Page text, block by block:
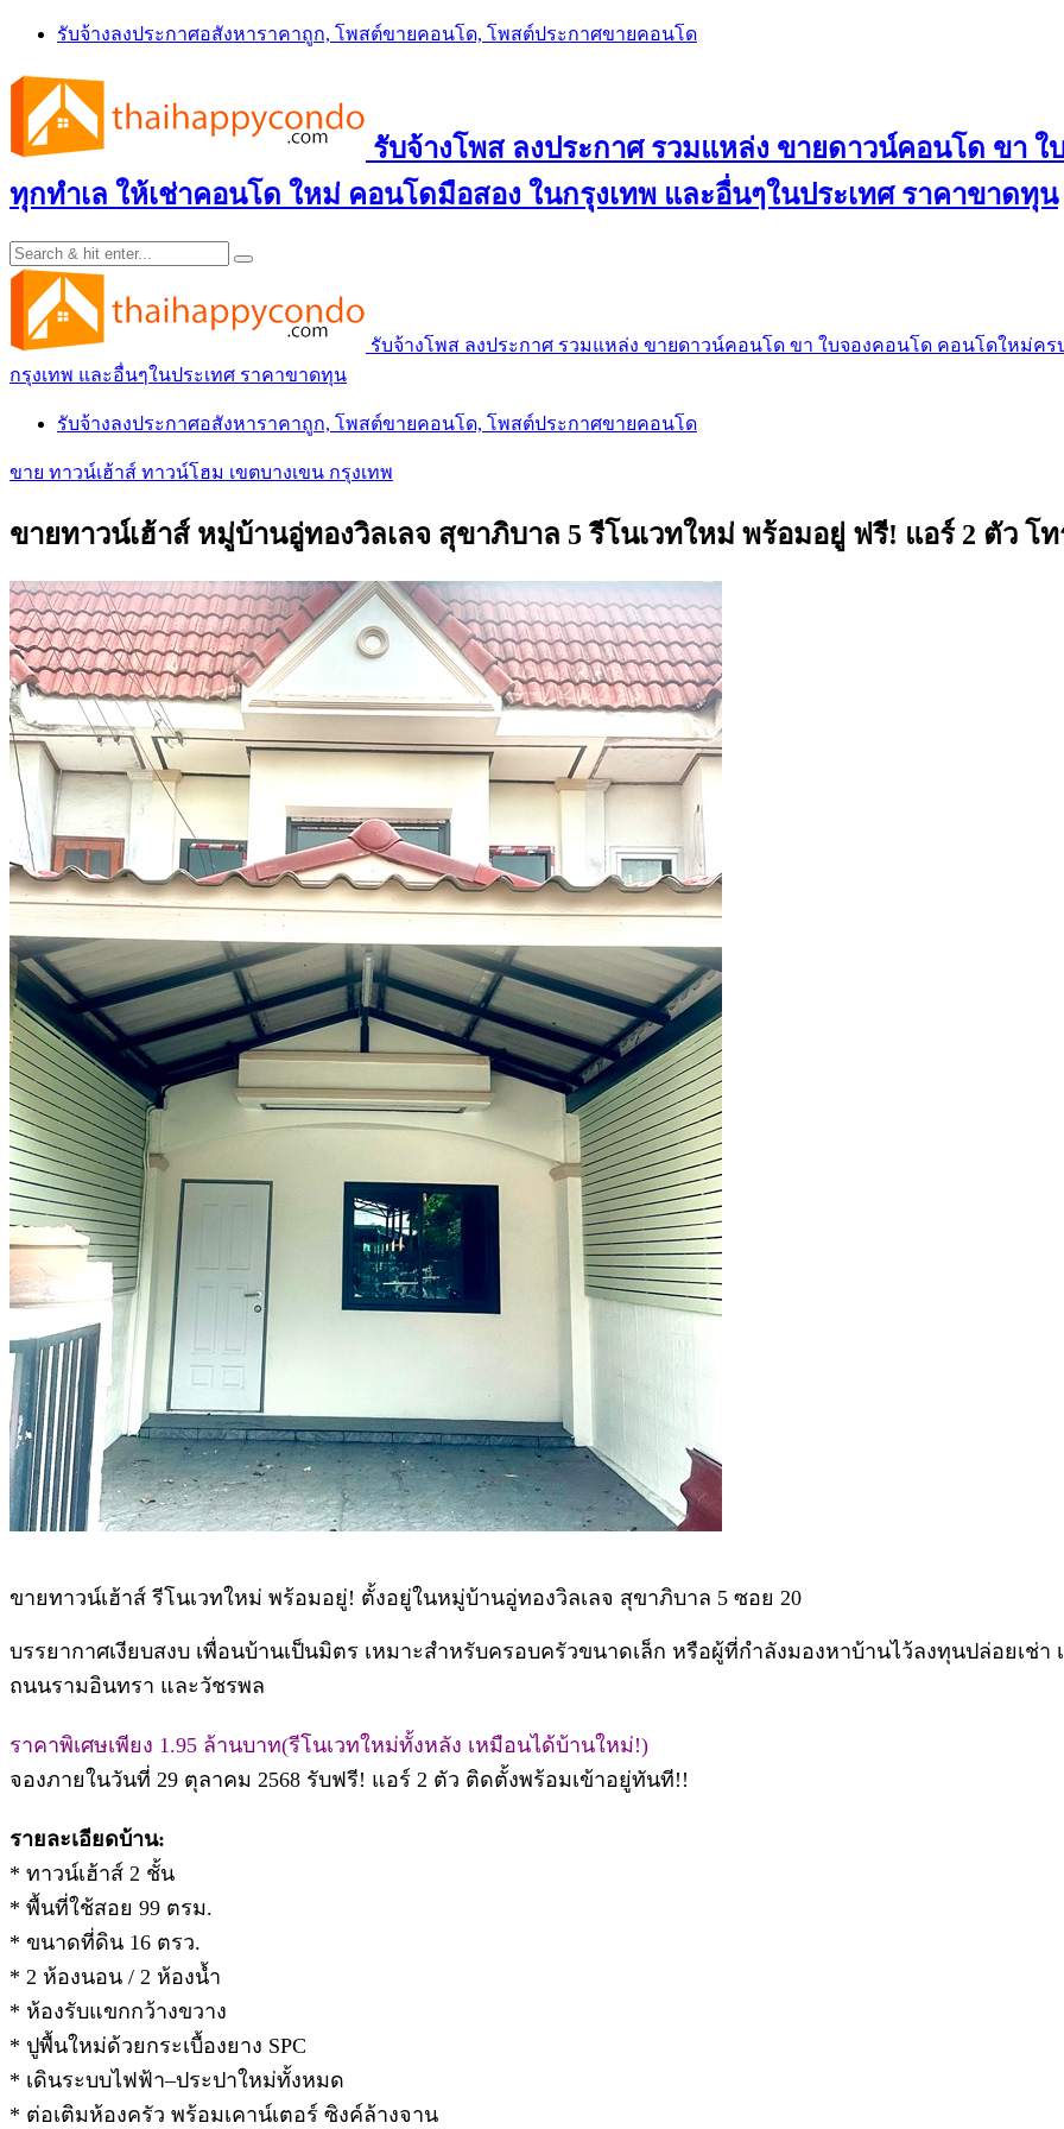
Skip
content
รับจ้างลงประกาศอสังหาราคาถูก, โพสต์ขายคอนโด, โพสต์ประกาศขายคอนโด
รับจ้างโพส ลงประกาศ รวมแหล่ง ขายดาวน์คอนโด ขา
ทุกทำเล ให้เช่าคอนโด ใหม่ คอนโดมือสอง ในกรุงเทพ และอื่นๆในประเทศ ราคาขาดทุน
รับจ้างโพส ลงประกาศ รวมแหล่ง ขายดาวน์คอนโด ขา ใบจองคอนโด คอนโดใหม่ค
กรุงเทพ และอื่นๆในประเทศ ราคาขาดทุน
รับจ้างลงประกาศอสังหาราคาถูก, โพสต์ขายคอนโด, โพสต์ประกาศขายคอนโด
ขาย ทาวน์เฮ้าส์ ทาวน์โฮม เขตบางเขน กรุงเทพ
ขายทาวน์เฮ้าส์ หมู่บ้านอู่ทองวิลเลจ สุขาภิบาล 5 รีโนเวทใหม่ พร้อมอยู่ ฟรี! แอร์ 2 ตัว โทร
ขายทาวน์เฮ้าส์ รีโนเวทใหม่ พร้อมอยู่! ตั้งอยู่ในหมู่บ้านอู่ทองวิลเลจ สุขาภิบาล 5 ซอย 20
บรรยากาศเงียบสงบ เพื่อนบ้านเป็นมิตร เหมาะสำหรับครอบครัวขนาดเล็ก หรือผู้ที่กำลังมองหาบ้านไว้ลงทุนปล่อยเช่
ถนนรามอินทรา และวัชรพล
ราคาพิเศษเพียง 1.95 ล้านบาท(รีโนเวทใหม่ทั้งหลัง เหมือนได้บ้านใหม่!)
จองภายในวันที่ 29 ตุลาคม 2568 รับฟรี! แอร์ 2 ตัว ติดตั้งพร้อมเข้าอยู่ทันที!!
รายละเอียดบ้าน:
* ทาวน์เฮ้าส์ 2 ชั้น
* พื้นที่ใช้สอย 99 ตรม.
* ขนาดที่ดิน 16 ตรว.
* 2 ห้องนอน / 2 ห้องน้ำ
* ห้องรับแขกกว้างขวาง
* ปูพื้นใหม่ด้วยกระเบื้องยาง SPC
* เดินระบบไฟฟ้า–ประปาใหม่ทั้งหมด
* ต่อเติมห้องครัว พร้อมเคาน์เตอร์ ซิงค์ล้างจาน